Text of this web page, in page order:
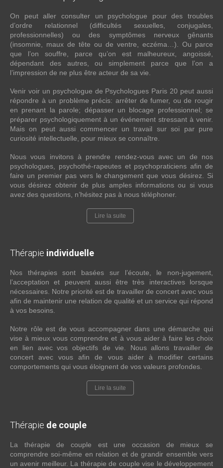
On peut aller consulter un psychologue pour des troubles
d’ordre relationnel (difficultés sexuelles, conjugales,
professionnelles) ou des symptômes nerveux gênants
(insomnie, maux de tête ou de ventre, eczéma…). Ou parce
que l’on souffre, parce qu’on est malheureux, angoissé,
dépendant des autres, ou simplement parce que l’on a
l’impression de ne plus être acteur de sa vie.
Venir voir un psychologue de Psychologues Paris 20 peut aussi
répondre à un problème précis: arrêter de fumer, ou de rougir
en prenant la parole; dépasser un blocage professionnel; se
préparer psychologiquement à un événement stressant à venir.
Mais on peut aussi commencer un travail sur soi par pure
curiosité intellectuelle, pour mieux se connaître.
Nous vous invitons à prendre rendez-vous avec un de nos
psychologues, psychothé-rapeutes et psychopraticiens afin de
faire un premier pas vers le changement que vous désirez. Si
vous désirez obtenir de plus amples informations ou si vous
avez des questions, n’hésitez pas à nous téléphoner.
Lire la suite
Thérapie individuelle
Nos thérapies sont basées sur l’écoute, le non-jugement,
l’acceptation et peuvent aussi être très interactives lorsque
nécessaires. Notre priorité est de travailler de concert avec vous
afin de maintenir une relation de qualité et un service qui répond
à vos besoins.
Notre rôle est de vous accompagner dans une démarche qui
vise à mieux vous comprendre et à vous aider à faire les choix
en lien avec vos objectifs de vie. Nous allons travailler de
concert avec vous afin de vous aider à modifier certains
comportements qui vous éloignent de vos valeurs profondes.
Lire la suite
Thérapie de couple
La thérapie de couple est une occasion de mieux se
comprendre soi-même en relation et de grandir ensemble vers
un avenir meilleur. La thérapie de couple vise le développement